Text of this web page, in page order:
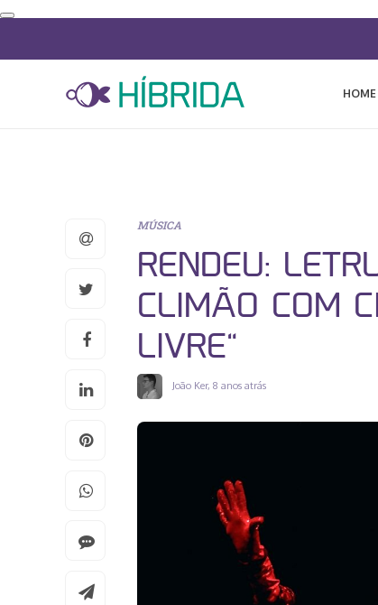
HOME
MÚSICA
RENDEU:
CLIMÃO COM
LIVRE”
João Ker, 8 anos atrás